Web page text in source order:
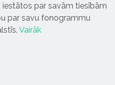
par savām tiesībām
par savu fonogrammu
Vairāk